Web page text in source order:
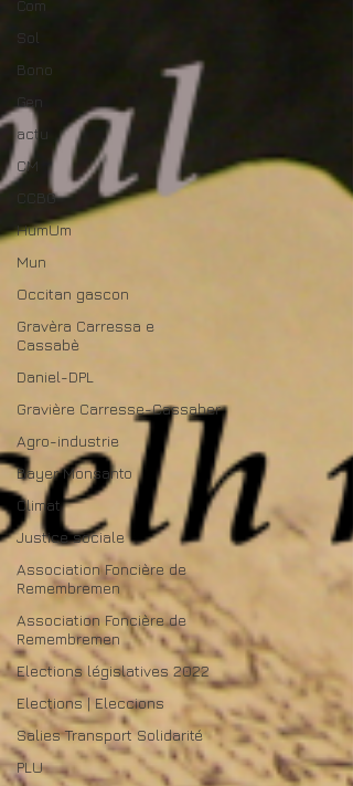
Com
Sol
Bono
Gen
actu
CM
CCBG
HumUm
Mun
Occitan gascon
Gravèra Carressa e
Cassabè
Daniel-DPL
Gravière Carresse-Cassaber
Agro-industrie
Bayer Monsanto
Climat
Justice sociale
Association Foncière de
Remembremen
Association Foncière de
Remembremen
Elections législatives 2022
Elections | Eleccions
Salies Transport Solidarité
PLU